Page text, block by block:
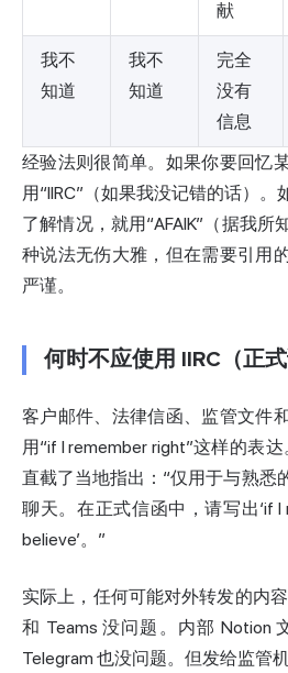
献
我不
知道
我不
知道
完全
没有
信息
经验法则很简单。如果你要回忆
用“IIRC”（如果我没记错的话）
了解情况，就用“AFAIK”（据我
种说法无伤大雅，但在需要引用
严谨。
何时不应使用 IIRC（正式
客户邮件、法律信函、监管文件
用“if I remember right”这样的表
直截了当地指出：“仅用于与熟悉
聊天。在正式信函中，请写出‘if I
believe’。”
实际上，任何可能对外转发的内
和 Teams 没问题。内部 Notion
Telegram 也没问题。但发给监管